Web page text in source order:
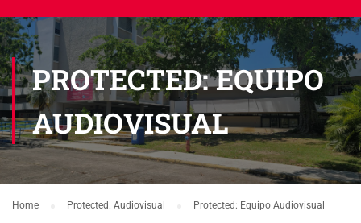
PROTECTED: EQUIPO
AUDIOVISUAL
Home Protected: Audiovisual Protected: Equipo Audiovisual